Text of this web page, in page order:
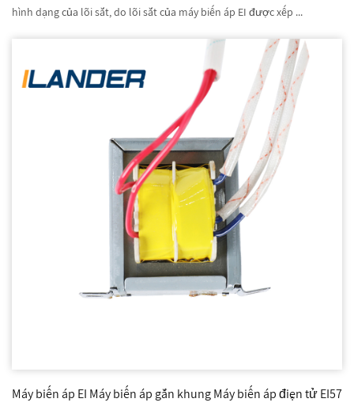
hình dạng của lõi sắt, do lõi sắt của máy biến áp EI được xếp ...
Máy biến áp EI Máy biến áp gắn khung Máy biến áp điện tử EI57